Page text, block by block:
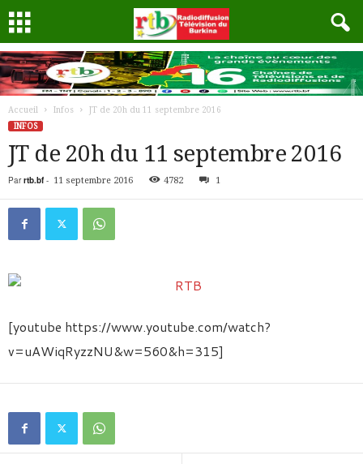
Accueil Infos
JT de 20h du 11 septembre 2016
INFOS
JT de 20h du 11 septembre 2016
Par rtb.bf- 11 septembre 2016 4782 1
[youtube https://www.youtube.com/watch?
v=uAWiqRyzzNU&w=560&h=315]